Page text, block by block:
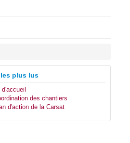
plus lus
d'accueil
des chantiers
d'action de la Carsat